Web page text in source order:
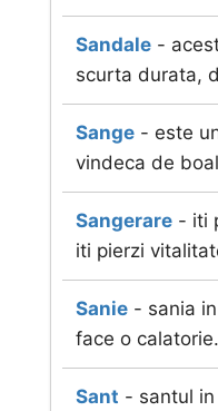
Sandale -
scurta durata,
Sange - este
vindeca de
Sangerare - iti
iti pierzi
Sanie - sania
face o
Sant - santul